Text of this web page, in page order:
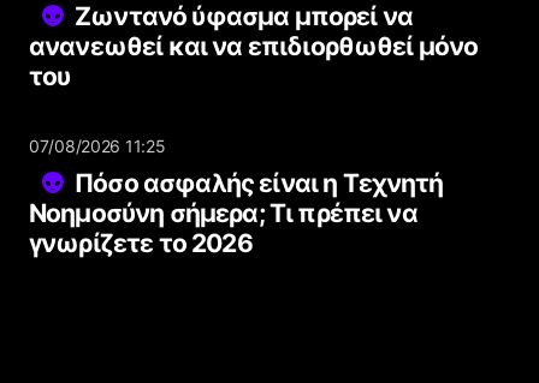
Ζωντανό ύφασμα μπορεί να
ανανεωθεί και να επιδιορθωθεί μόνο
του
07/08/2026 11:25
Πόσο ασφαλής είναι η Τεχνητή
Νοημοσύνη σήμερα; Τι πρέπει να
γνωρίζετε το 2026